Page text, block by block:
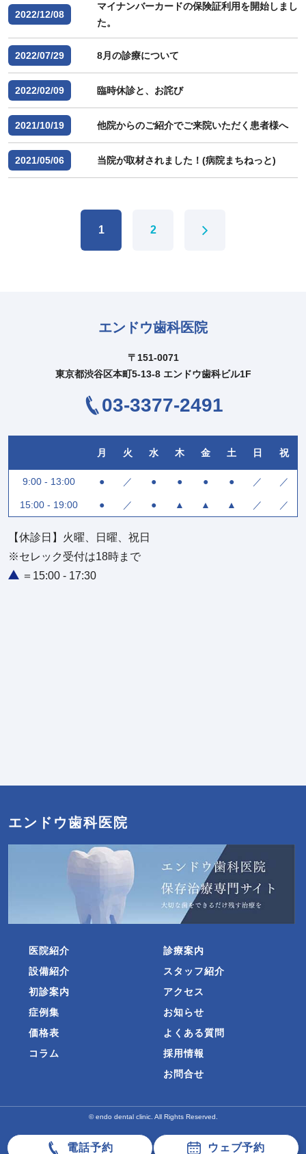
2022/12/08
マイナンバーカードの保険証利用を開始しまし
た。
2022/07/29 8月の診療について
2022/02/09 臨時休診と、お詫び
2021/10/19 他院からのご紹介でご来院いただく患者様へ
2021/05/06 当院が取材されました！(病院まちねっと)
1 2
エンドウ歯科医院
〒151-0071
東京都渋谷区本町5-13-8 エンドウ歯科ビル1F
03-3377-2491
月 火 水 木 金 土 日 祝
9:00 - 13:00 ● ／ ● ● ● ● ／ ／
15:00 - 19:00 ● ／ ● ▲ ▲ ▲ ／ ／
【休診日】火曜、日曜、祝日
※セレック受付は18時まで
＝15:00 - 17:30
エンドウ歯科医院
医院紹介
設備紹介
初診案内
診療案内
スタッフ紹介
アクセス
症例集
価格表
コラム
お知らせ
よくある質問
採用情報
お問合せ
© endo dental clinic. All Rights Reserved.
電話予約 ウェブ予約